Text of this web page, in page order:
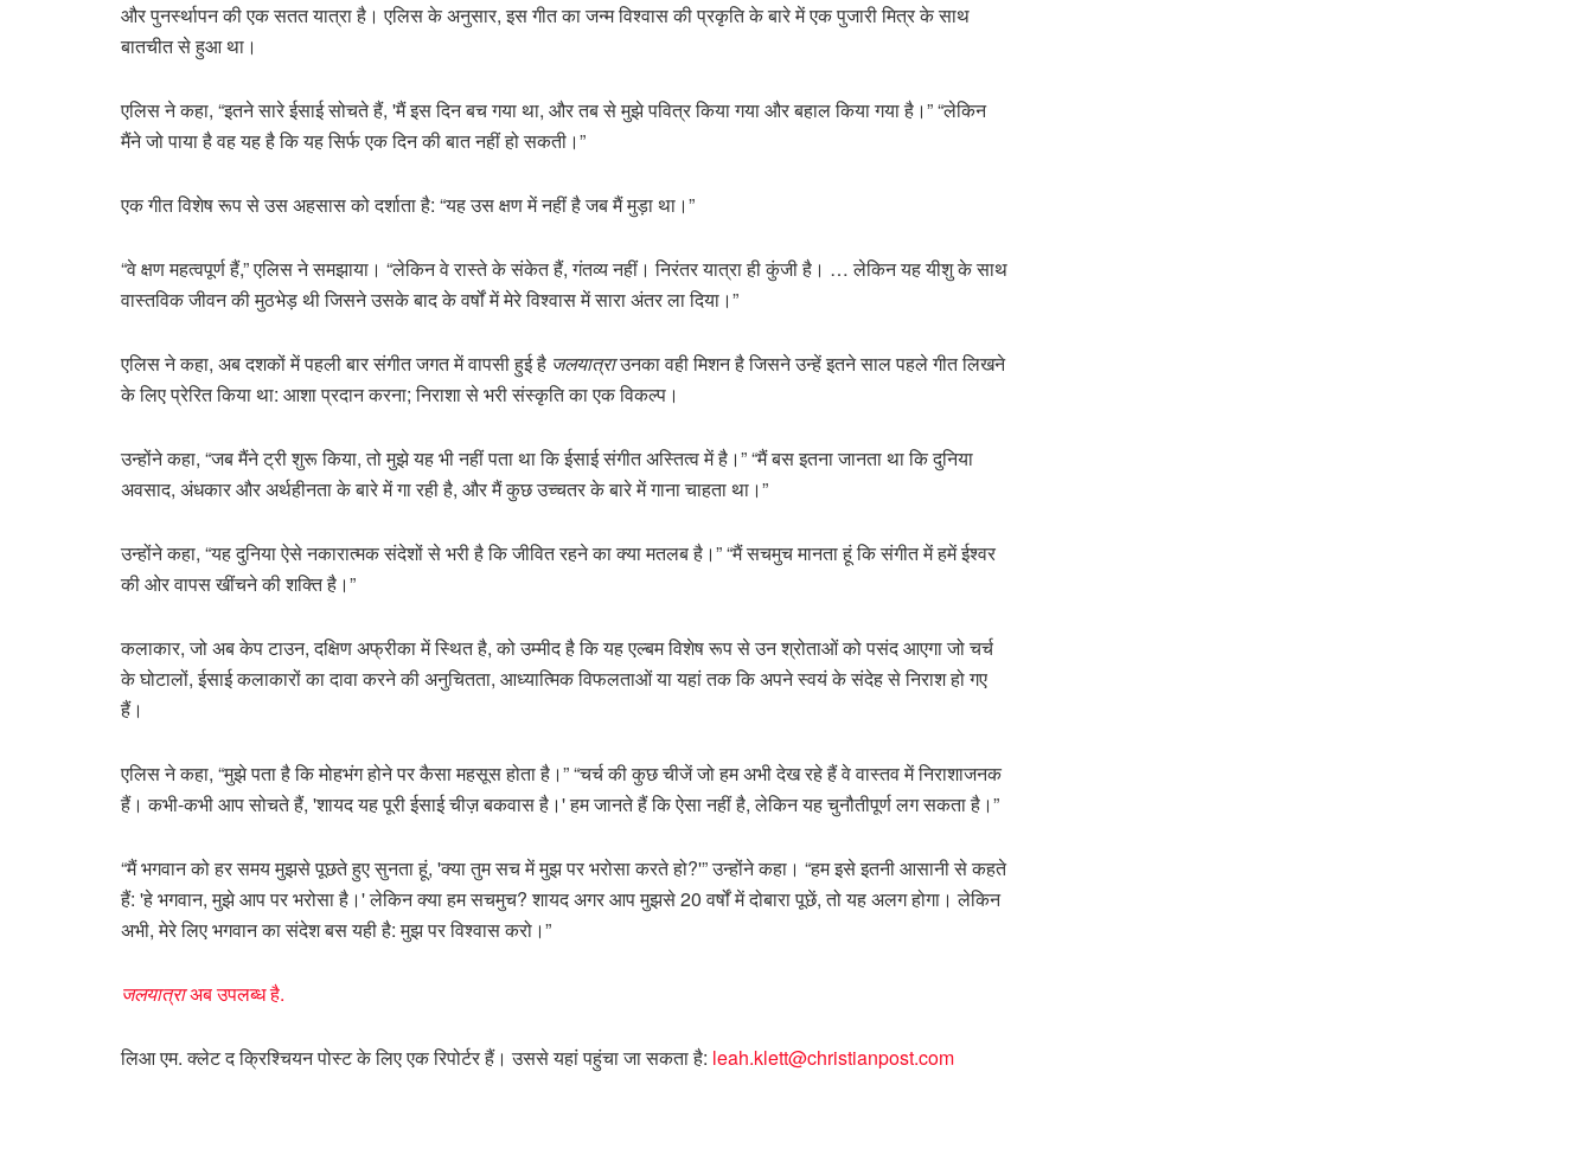
और पुनर्स्थापन की एक सतत यात्रा है। एलिस के अनुसार, इस गीत का जन्म विश्वास की प्रकृति के बारे में एक पुजारी मित्र के साथ
बातचीत से हुआ था।
एलिस ने कहा, “इतने सारे ईसाई सोचते हैं, 'मैं इस दिन बच गया था, और तब से मुझे पवित्र किया गया और बहाल किया गया है।” “लेकिन
मैंने जो पाया है वह यह है कि यह सिर्फ एक दिन की बात नहीं हो सकती।”
एक गीत विशेष रूप से उस अहसास को दर्शाता है: “यह उस क्षण में नहीं है जब मैं मुड़ा था।”
“वे क्षण महत्वपूर्ण हैं,” एलिस ने समझाया। “लेकिन वे रास्ते के संकेत हैं, गंतव्य नहीं। निरंतर यात्रा ही कुंजी है। … लेकिन यह यीशु के साथ
वास्तविक जीवन की मुठभेड़ थी जिसने उसके बाद के वर्षों में मेरे विश्वास में सारा अंतर ला दिया।”
एलिस ने कहा, अब दशकों में पहली बार संगीत जगत में वापसी हुई है जलयात्राउनका वही मिशन है जिसने उन्हें इतने साल पहले गीत लिखने
के लिए प्रेरित किया था: आशा प्रदान करना; निराशा से भरी संस्कृति का एक विकल्प।
उन्होंने कहा, “जब मैंने ट्री शुरू किया, तो मुझे यह भी नहीं पता था कि ईसाई संगीत अस्तित्व में है।” “मैं बस इतना जानता था कि दुनिया
अवसाद, अंधकार और अर्थहीनता के बारे में गा रही है, और मैं कुछ उच्चतर के बारे में गाना चाहता था।”
उन्होंने कहा, “यह दुनिया ऐसे नकारात्मक संदेशों से भरी है कि जीवित रहने का क्या मतलब है।” “मैं सचमुच मानता हूं कि संगीत में हमें ईश्वर
की ओर वापस खींचने की शक्ति है।”
कलाकार, जो अब केप टाउन, दक्षिण अफ्रीका में स्थित है, को उम्मीद है कि यह एल्बम विशेष रूप से उन श्रोताओं को पसंद आएगा जो चर्च
के घोटालों, ईसाई कलाकारों का दावा करने की अनुचितता, आध्यात्मिक विफलताओं या यहां तक ​​कि अपने स्वयं के संदेह से निराश हो गए
हैं।
एलिस ने कहा, “मुझे पता है कि मोहभंग होने पर कैसा महसूस होता है।” “चर्च की कुछ चीजें जो हम अभी देख रहे हैं वे वास्तव में निराशाजनक
हैं। कभी-कभी आप सोचते हैं, 'शायद यह पूरी ईसाई चीज़ बकवास है।' हम जानते हैं कि ऐसा नहीं है, लेकिन यह चुनौतीपूर्ण लग सकता है।”
“मैं भगवान को हर समय मुझसे पूछते हुए सुनता हूं, 'क्या तुम सच में मुझ पर भरोसा करते हो?'” उन्होंने कहा। “हम इसे इतनी आसानी से कहते
हैं: 'हे भगवान, मुझे आप पर भरोसा है।' लेकिन क्या हम सचमुच? शायद अगर आप मुझसे 20 वर्षों में दोबारा पूछें, तो यह अलग होगा। लेकिन
अभी, मेरे लिए भगवान का संदेश बस यही है: मुझ पर विश्वास करो।”
जलयात्राअब उपलब्ध है.
लिआ एम. क्लेट द क्रिश्चियन पोस्ट के लिए एक रिपोर्टर हैं। उससे यहां पहुंचा जा सकता है: leah.klett@christianpost.com